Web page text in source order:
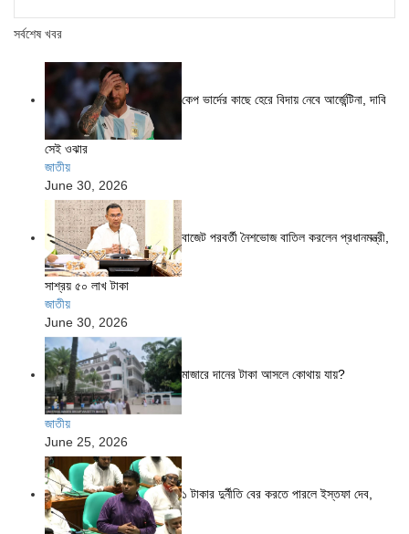
সর্বশেষ খবর
কেপ ভার্দের কাছে হেরে বিদায় নেবে আর্জেন্টিনা, দাবি
সেই ওঝার
জাতীয়
June 30, 2026
বাজেট পরবর্তী নৈশভোজ বাতিল করলেন প্রধানমন্ত্রী,
সাশ্রয় ৫০ লাখ টাকা
জাতীয়
June 30, 2026
মাজারে দানের টাকা আসলে কোথায় যায়?
জাতীয়
June 25, 2026
১ টাকার দুর্নীতি বের করতে পারলে ইস্তফা দেব,